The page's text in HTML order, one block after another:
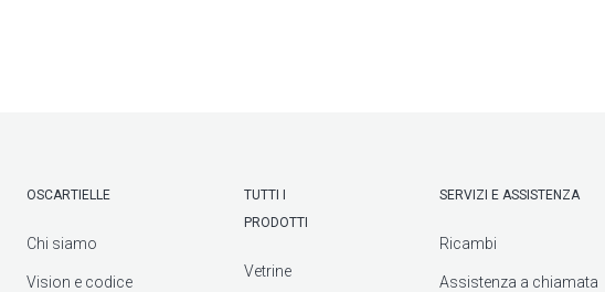
OSCARTIELLE
Chi siamo
Vision e codice
TUTTI I
PRODOTTI
Vetrine
SERVIZI E ASSISTENZA
Ricambi
Assistenza a chiamata